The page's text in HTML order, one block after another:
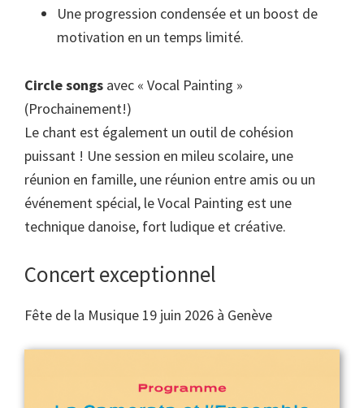
Une progression condensée et un boost de
motivation en un temps limité.
Circle songs avec « Vocal Painting »
(Prochainement!)
Le chant est également un outil de cohésion
puissant ! Une session en mileu scolaire, une
réunion en famille, une réunion entre amis ou un
événement spécial, le Vocal Painting est une
technique danoise, fort ludique et créative.
Concert exceptionnel
Fête de la Musique 19 juin 2026 à Genève